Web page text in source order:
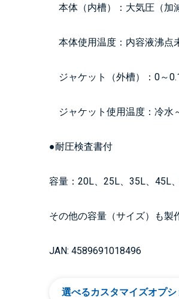
本体（内槽）：大気圧（加
本体使用温度：内容液沸点
ジャケット（外槽）：0～
ジャケット使用温度：冷水
●耐圧検査書付
容量：20L、25L、35L、45L
その他の容量（サイズ）も製
JAN: 4589691018496
選べるカスタマイズオプシ